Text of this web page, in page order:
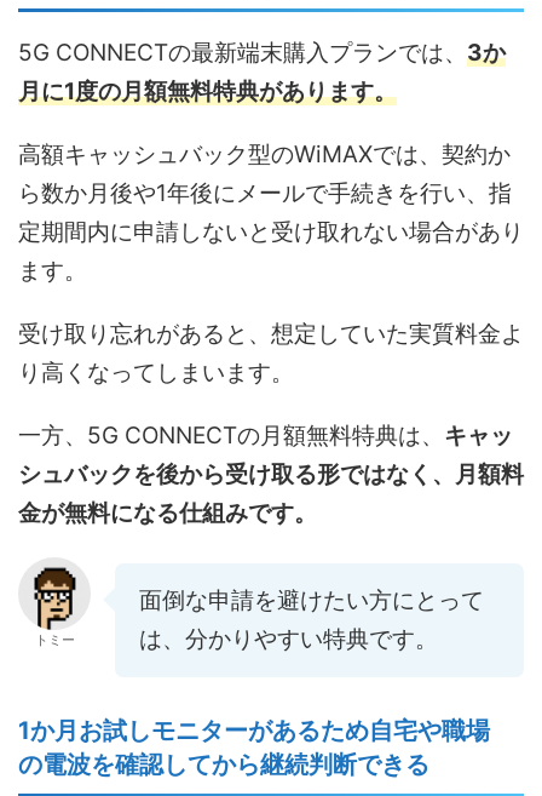
5G CONNECTの最新端末購入プランでは、 3か
月に1度の月額無料特典があります。
高額キャッシュバック型のWiMAXでは、契約か
ら数か月後や1年後にメールで手続きを行い、指
定期間内に申請しないと受け取れない場合があり
ます。
受け取り忘れがあると、想定していた実質料金よ
り高くなってしまいます。
一方、5G CONNECTの月額無料特典は、 キャッ
シュバックを後から受け取る形ではなく、月額料
金が無料になる仕組みです。
トミー
面倒な申請を避けたい方にとって
は、分かりやすい特典です。
1か月お試しモニターがあるため自宅や職場
の電波を確認してから継続判断できる